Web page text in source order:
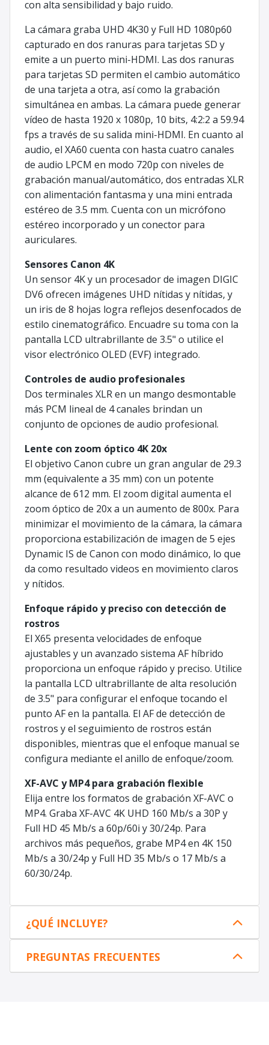
con alta sensibilidad y bajo ruido.
La cámara graba UHD 4K30 y Full HD 1080p60
capturado en dos ranuras para tarjetas SD y
emite a un puerto mini-HDMI. Las dos ranuras
para tarjetas SD permiten el cambio automático
de una tarjeta a otra, así como la grabación
simultánea en ambas. La cámara puede generar
vídeo de hasta 1920 x 1080p, 10 bits, 4:2:2 a 59.94
fps a través de su salida mini-HDMI. En cuanto al
audio, el XA60 cuenta con hasta cuatro canales
de audio LPCM en modo 720p con niveles de
grabación manual/automático, dos entradas XLR
con alimentación fantasma y una mini entrada
estéreo de 3.5 mm. Cuenta con un micrófono
estéreo incorporado y un conector para
auriculares.
Sensores Canon 4K
Un sensor 4K y un procesador de imagen DIGIC
DV6 ofrecen imágenes UHD nítidas y nítidas, y
un iris de 8 hojas logra reflejos desenfocados de
estilo cinematográfico. Encuadre su toma con la
pantalla LCD ultrabrillante de 3.5" o utilice el
visor electrónico OLED (EVF) integrado.
Controles de audio profesionales
Dos terminales XLR en un mango desmontable
más PCM lineal de 4 canales brindan un
conjunto de opciones de audio profesional.
Lente con zoom óptico 4K 20x
El objetivo Canon cubre un gran angular de 29.3
mm (equivalente a 35 mm) con un potente
alcance de 612 mm. El zoom digital aumenta el
zoom óptico de 20x a un aumento de 800x. Para
minimizar el movimiento de la cámara, la cámara
proporciona estabilización de imagen de 5 ejes
Dynamic IS de Canon con modo dinámico, lo que
da como resultado videos en movimiento claros
y nítidos.
Enfoque rápido y preciso con detección de
rostros
El X65 presenta velocidades de enfoque
ajustables y un avanzado sistema AF híbrido
proporciona un enfoque rápido y preciso. Utilice
la pantalla LCD ultrabrillante de alta resolución
de 3.5" para configurar el enfoque tocando el
punto AF en la pantalla. El AF de detección de
rostros y el seguimiento de rostros están
disponibles, mientras que el enfoque manual se
configura mediante el anillo de enfoque/zoom.
XF-AVC y MP4 para grabación flexible
Elija entre los formatos de grabación XF-AVC o
MP4. Graba XF-AVC 4K UHD 160 Mb/s a 30P y
Full HD 45 Mb/s a 60p/60i y 30/24p. Para
archivos más pequeños, grabe MP4 en 4K 150
Mb/s a 30/24p y Full HD 35 Mb/s o 17 Mb/s a
60/30/24p.
¿QUÉ INCLUYE?
PREGUNTAS FRECUENTES